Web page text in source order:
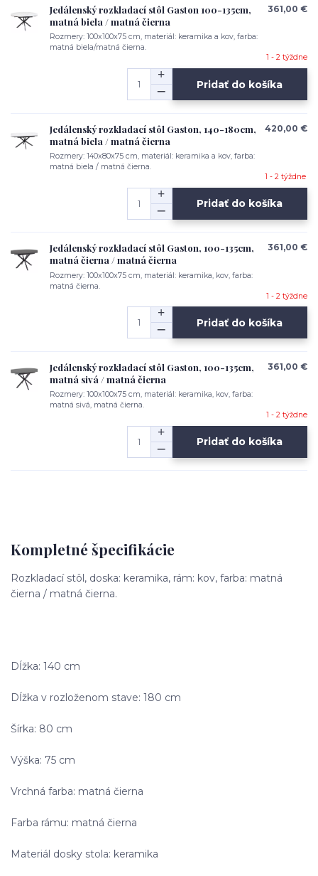
Jedálenský rozkladací stôl Gaston 100-135cm,
matná biela / matná čierna
Rozmery: 100x100x75 cm, materiál: keramika a kov, farba:
matná biela/matná čierna.
361,00 €
1 - 2 týždne
Pridať do košíka
Jedálenský rozkladací stôl Gaston, 140-180cm,
matná biela / matná čierna
Rozmery: 140x80x75 cm, materiál: keramika a kov, farba:
matná biela / matná čierna.
420,00 €
1 - 2 týždne
Pridať do košíka
Jedálenský rozkladací stôl Gaston, 100-135cm,
matná čierna / matná čierna
Rozmery: 100x100x75 cm, materiál: keramika, kov, farba:
matná čierna.
361,00 €
1 - 2 týždne
Pridať do košíka
Jedálenský rozkladací stôl Gaston, 100-135cm,
matná sivá / matná čierna
Rozmery: 100x100x75 cm, materiál: keramika, kov, farba:
matná sivá, matná čierna.
361,00 €
1 - 2 týždne
Pridať do košíka
Kompletné špecifikácie
Rozkladací stôl, doska: keramika, rám: kov, farba: matná
čierna / matná čierna.
Dĺžka: 140 cm
Dĺžka v rozloženom stave: 180 cm
Šírka: 80 cm
Výška: 75 cm
Vrchná farba: matná čierna
Farba rámu: matná čierna
Materiál dosky stola: keramika